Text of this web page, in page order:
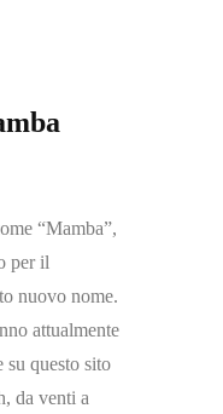
“Mamba”,
per il
nuovo nome.
attualmente
questo sito
da venti a